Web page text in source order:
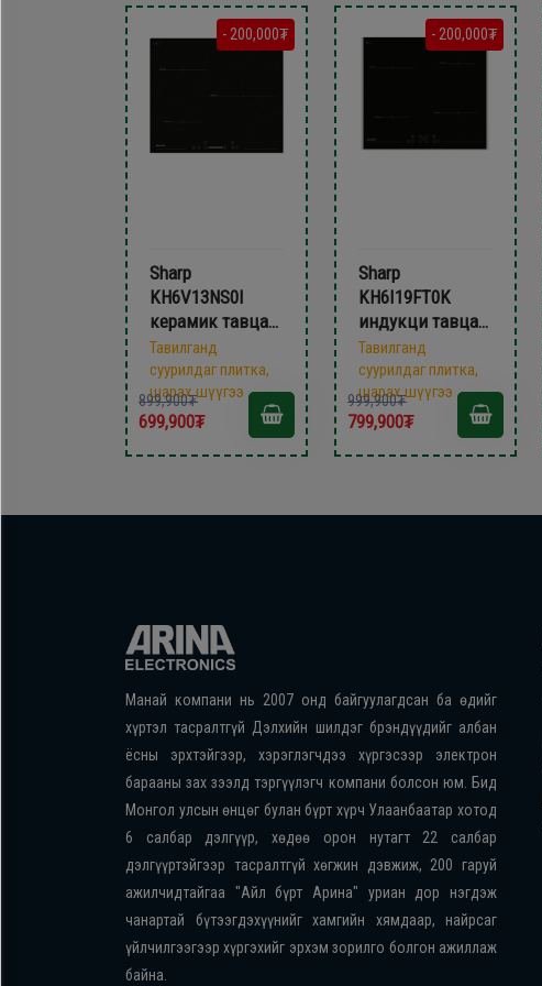
- 200,000₮
Sharp
KH6V13NS0I
керамик тавцан
плитка
Тавилганд
суурилдаг плитка,
шарах шүүгээ
899,900₮
699,900₮
- 200,000₮
Sharp
KH6I19FT0K
индукци тавцан
плитка
Тавилганд
суурилдаг плитка,
шарах шүүгээ
999,900₮
799,900₮
Манай компани нь 2007 онд байгуулагдсан ба өдийг
хүртэл тасралтгүй Дэлхийн шилдэг брэндүүдийг албан
ёсны эрхтэйгээр, хэрэглэгчдээ хүргэсээр электрон
барааны зах зээлд тэргүүлэгч компани болсон юм. Бид
Монгол улсын өнцөг булан бүрт хүрч Улаанбаатар хотод
6 салбар дэлгүүр, хөдөө орон нутагт 22 салбар
дэлгүүртэйгээр тасралтгүй хөгжин дэвжиж, 200 гаруй
ажилчидтайгаа "Айл бүрт Арина" уриан дор нэгдэж
чанартай бүтээгдэхүүнийг хамгийн хямдаар, найрсаг
үйлчилгээгээр хүргэхийг эрхэм зорилго болгон ажиллаж
байна.